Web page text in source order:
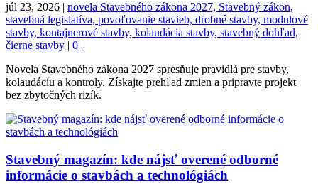
júl 23, 2026 | novela Stavebného zákona 2027, Stavebný zákon,
stavebná legislatíva, povoľovanie stavieb, drobné stavby, modulové
stavby, kontajnerové stavby, kolaudácia stavby, stavebný dohľad,
čierne stavby | 0 |
Novela Stavebného zákona 2027 spresňuje pravidlá pre stavby,
kolaudáciu a kontroly. Získajte prehľad zmien a pripravte projekt
bez zbytočných rizík.
Stavebný magazín: kde nájsť overené odborné
informácie o stavbách a technológiách